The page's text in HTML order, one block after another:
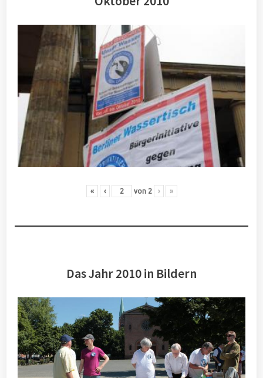
« ‹ von 2 › »
Das Jahr 2010 in Bildern